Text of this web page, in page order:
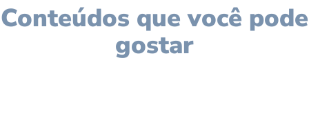
Conteúdos que você pode
gostar